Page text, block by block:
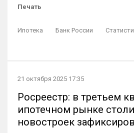
Печать
Ипотека Банк России
21 октября 2025 17:35
Росреестр: в третьем
ипотечном рынке
новостроек